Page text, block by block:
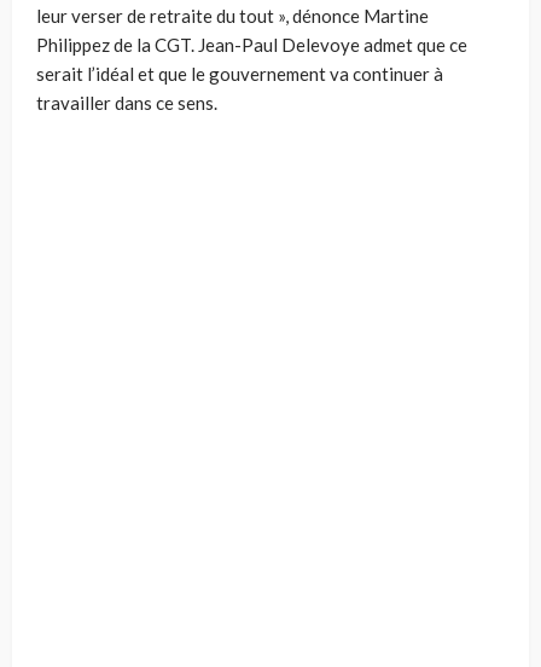
leur verser de retraite du tout », dénonce Martine
Philippez de la CGT. Jean-Paul Delevoye admet que ce
serait l’idéal et que le gouvernement va continuer à
travailler dans ce sens.